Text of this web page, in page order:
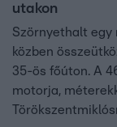
utakon
Szörnyethalt egy
közben
35-ös főúton. A
motorja,